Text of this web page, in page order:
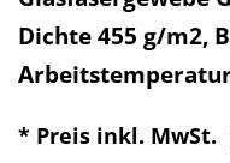
Dichte 455 g/m2,
Arbeitstemperatur
* Preis inkl. MwSt.